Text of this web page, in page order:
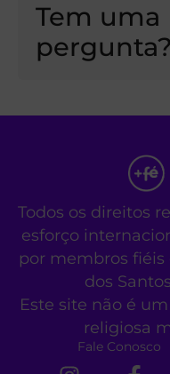
Tem uma
pergunta?
Todos os direitos
esforço
por membros fiéis
dos
Este site não é
religiosa
Fale Conosco